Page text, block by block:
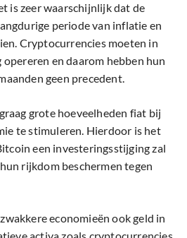
is zeer waarschijnlijk dat de
periode van inflatie en
Cryptocurrencies moeten in
en daarom hebben hun
geen precedent.
grote hoeveelheden fiat bij
te stimuleren. Hierdoor is het
een investeringsstijging zal
rijkdom beschermen tegen
economieën ook geld in